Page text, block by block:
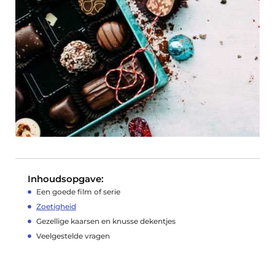
Inhoudsopgave:
Een goede film of serie
Zoetigheid
Gezellige kaarsen en knusse dekentjes
Veelgestelde vragen